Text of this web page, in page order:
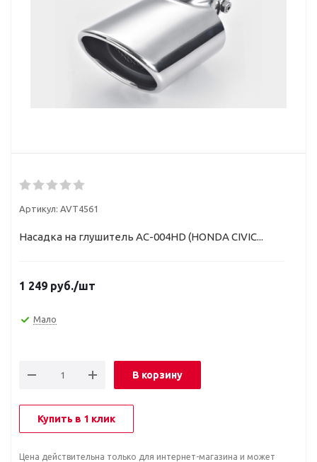
Артикул: AVT4561
Насадка на глушитель AC-004HD (HONDA CIVIC...
1 249 руб./шт
Мало
В корзину
Купить в 1 клик
Цена действительна только для интернет-магазина и может